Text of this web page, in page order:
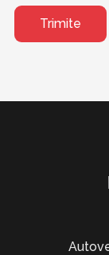
Trimite